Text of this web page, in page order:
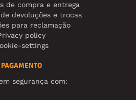
de compra e entrega
devoluções e trocas
para reclamação
policy
settings
PAGAMENTO
segurança com: